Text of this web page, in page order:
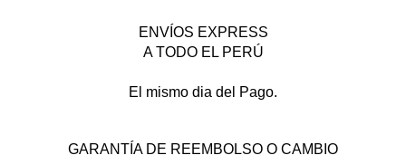
ENVÍOS EXPRESS
A TODO EL PERÚ
El mismo dia del Pago.
GARANTÍA DE REEMBOLSO O CAMBIO